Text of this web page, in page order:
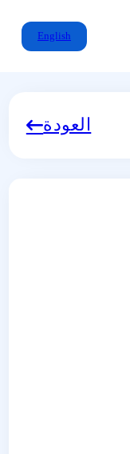
English
العودة